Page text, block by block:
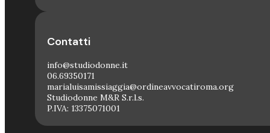
Contatti
info@studiodonne.it
06.69350171
marialuisamissiaggia@ordineavvocatiroma.org
Studiodonne M&R S.r.l.s.
P.IVA: 13375071001